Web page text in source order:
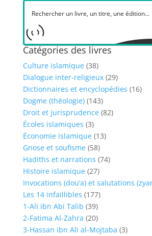
Catégories des livres
Culture islamique (38)
Dialogue inter-religieux (29)
Dictionnaires et encyclopédies (16)
Dogme (théologie) (143)
Droit et jurisprudence (82)
Écoles islamiques (3)
Économie islamique (13)
Gnose et soufisme (58)
Hadiths et narrations (74)
Histoire islamique (27)
Invocations (dou’a) et salutations
Les 14 infaillibles (177)
1-Ali ibn Abi Talib (39)
2-Fatima Al-Zahra (20)
3-Hassan ibn Ali al-Mojtaba (3)